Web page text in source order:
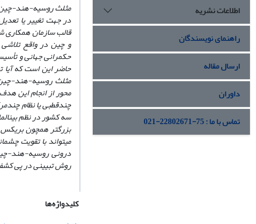
مثلث روسیه-هند-
در جهت تغییر یا
قالب سازمان همکاری
و چین در واقع
حکمرانی جهانی و
حاضر این است که
مثلث روسیه-هند-چین
محور از انجام این
چندقطبی یا نظام
سه کشور در نظم
بزرگ‏تر همچون بریکس
می‏تواند با تقویت
درونی روسیه-هند-
روش تبیینی در پی
کلیدواژه‌ها
اطلاعات نشریه
راهنمای نویسندگان
ارسال مقاله
داوران
تماس با ما : 75-22802671-021